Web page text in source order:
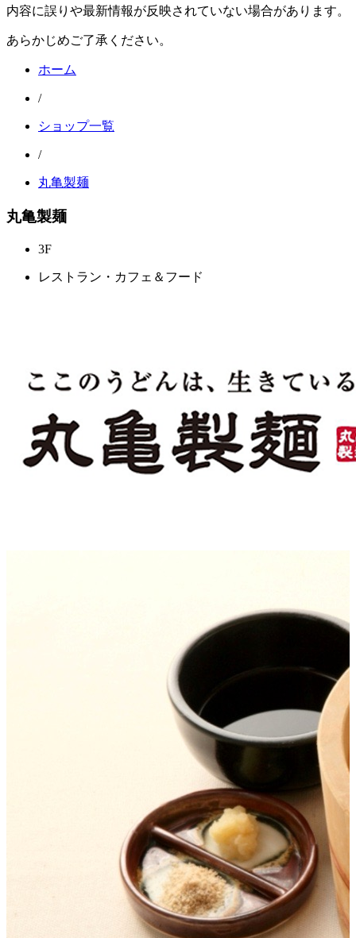
内容に誤りや最新情報が反映されていない場合があります。
あらかじめご了承ください。
ホーム
/
ショップ一覧
/
丸亀製麺
丸亀製麺
3F
レストラン・カフェ＆フード